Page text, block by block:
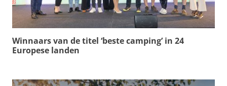
Winnaars van de titel ‘beste camping’ in 24
Europese landen